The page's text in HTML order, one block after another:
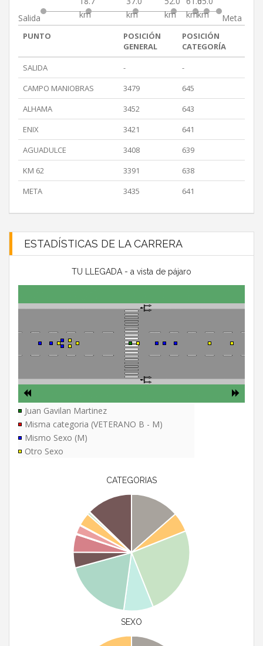
Salida
km
km
km
kmkm
Meta
PUNTO
POSICIÓN
GENERAL
POSICIÓN
CATEGORÍA
SALIDA
-
-
CAMPO MANIOBRAS
3479
645
ALHAMA
3452
643
ENIX
3421
641
AGUADULCE
3408
639
KM 62
3391
638
META
3435 641
ESTADÍSTICAS DE LA CARRERA
TU LLEGADA - a vista de pájaro
Juan Gavilan Martinez
Misma categoria (VETERANO B - M)
Mismo Sexo (M)
Otro Sexo
CATEGORIAS
SEXO